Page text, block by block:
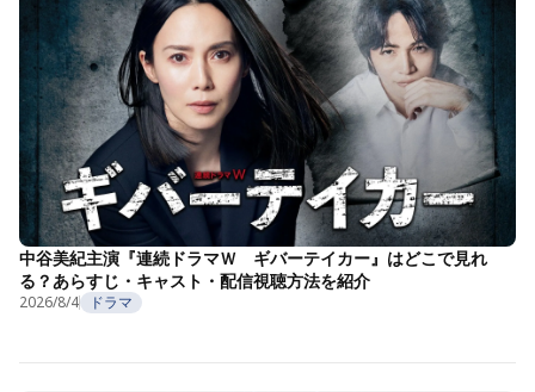
中谷美紀主演『連続ドラマＷ ギバーテイカー』はどこで見れ
る？あらすじ・キャスト・配信視聴方法を紹介
2026/8/4 ドラマ